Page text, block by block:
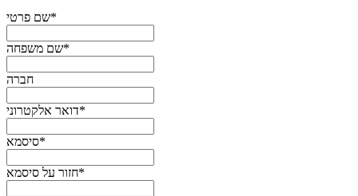
שם פרטי*
שם משפחה*
חברה
דואר אלקטרוני*
סיסמא*
חזור על סיסמא*